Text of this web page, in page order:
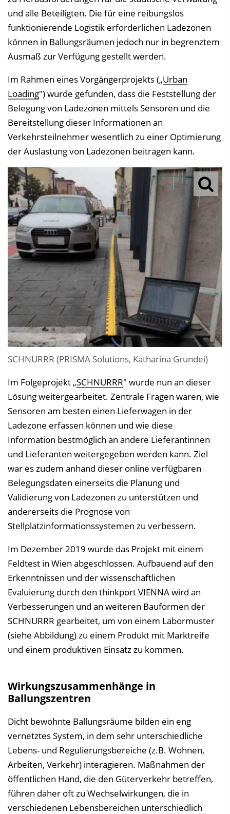
und alle Beteiligten. Die für eine reibungslos
funktionierende Logistik erforderlichen Ladezonen
können in Ballungsräumen jedoch nur in begrenztem
Ausmaß zur Verfügung gestellt werden.
Im Rahmen eines Vorgängerprojekts („Urban
Loading") wurde gefunden, dass die Feststellung der
Belegung von Ladezonen mittels Sensoren und die
Bereitstellung dieser Informationen an
Verkehrsteilnehmer wesentlich zu einer Optimierung
der Auslastung von Ladezonen beitragen kann.
SCHNURRR (PRISMA Solutions, Katharina Grundei)
Im Folgeprojekt „SCHNURRR" wurde nun an dieser
Lösung weitergearbeitet. Zentrale Fragen waren, wie
Sensoren am besten einen Lieferwagen in der
Ladezone erfassen können und wie diese
Information bestmöglich an andere Lieferantinnen
und Lieferanten weitergegeben werden kann. Ziel
war es zudem anhand dieser online verfügbaren
Belegungsdaten einerseits die Planung und
Validierung von Ladezonen zu unterstützen und
andererseits die Prognose von
Stellplatzinformationssystemen zu verbessern.
Im Dezember 2019 wurde das Projekt mit einem
Feldtest in Wien abgeschlossen. Aufbauend auf den
Erkenntnissen und der wissenschaftlichen
Evaluierung durch den thinkport VIENNA wird an
Verbesserungen und an weiteren Bauformen der
SCHNURRR gearbeitet, um von einem Labormuster
(siehe Abbildung) zu einem Produkt mit Marktreife
und einem produktiven Einsatz zu kommen.
Wirkungszusammenhänge in
Ballungszentren
Dicht bewohnte Ballungsräume bilden ein eng
vernetztes System, in dem sehr unterschiedliche
Lebens- und Regulierungsbereiche (z.B. Wohnen,
Arbeiten, Verkehr) interagieren. Maßnahmen der
öffentlichen Hand, die den Güterverkehr betreffen,
führen daher oft zu Wechselwirkungen, die in
verschiedenen Lebensbereichen unterschiedlich